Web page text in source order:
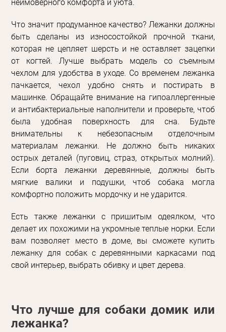
неимоверного комфорта и уюта.
Что значит продуманное качество? Лежанки должны
быть сделаны из износостойкой прочной ткани,
которая не цепляет шерсть и не оставляет зацепки
от когтей. Лучше выбрать модель со съемным
чехлом для удобства в уходе. Со временем лежанка
пачкается, чехол удобно снять и постирать в
машинке. Обращайте внимание на гипоаллергенные
и антибактериальные наполнители и проверьте, чтоб
была удобная поверхность для сна. Будьте
внимательны к небезопасным отделочным
материалам лежанки. Не должно быть никаких
острых деталей (пуговиц, страз, открытых молний).
Если борта лежанки деревянные, должны быть
мягкие валики и подушки, чтоб собака могла
комфортно положить мордочку и не ударится.
Есть также лежанки с пришитым одеялком, что
делает их похожими на укромные теплые норки. Если
вам позволяет место в доме, вы сможете купить
лежанку для собак с деревянными каркасами под
свой интерьер, выбрать обивку и цвет дерева.
Что лучше для собаки домик или
лежанка?